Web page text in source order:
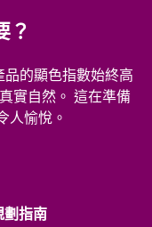
？
品的顯色指數始終高
實自然。 這在準備
人愉悅。
劃指南